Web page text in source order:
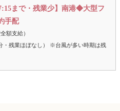
まで・残業少】南港◆大型フ
手配
額支給）
・残業ほぼなし） ※台風が多い時期は残